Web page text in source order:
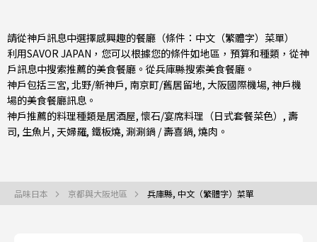
請從神戶訊息中選擇感興趣的餐廳（條件：中文（繁體字）菜單）
利用SAVOR JAPAN，您可以根據您的條件如地區，預算和種類，從神
戶訊息中搜索推薦的美食餐廳。從兵庫縣搜索美食餐廳。
神戶包括三宮, 北野/新神戶, 南京町/舊居留地, 大阪國際機場, 神戶機
場的美食餐廳訊息。
神戶推薦的料理種類是居酒屋, 懷石/宴席料理（日式套餐菜色） , 壽
司, 生魚片 , 天婦羅, 鐵板燒, 涮涮鍋 / 壽喜鍋, 燒肉 。
品味日本 京都與大阪地區 兵庫縣, 中文（繁體字）菜單